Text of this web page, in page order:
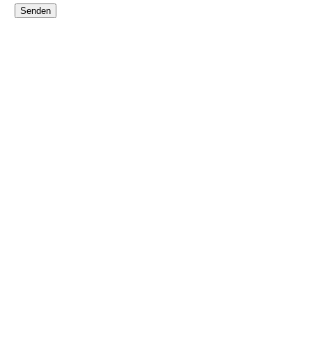
Senden